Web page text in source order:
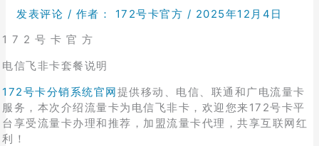
发表评论 / 作者： 172号卡官方 / 2025年12月4日
1 7 2 号 卡 官 方
电信飞非卡套餐说明
172号卡分销系统官网提供移动、电信、联通和广电流量卡
服务，本次介绍流量卡为电信飞非卡，欢迎您来172号卡平
台享受流量卡办理和推荐，加盟流量卡代理，共享互联网红
利！